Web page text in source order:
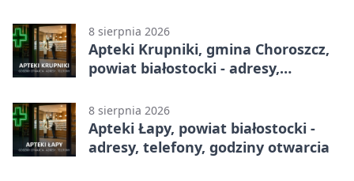
8 sierpnia 2026
Apteki Krupniki, gmina Choroszcz,
powiat białostocki - adresy,
8 sierpnia 2026
Apteki Łapy, powiat białostocki -
adresy, telefony, godziny otwarcia